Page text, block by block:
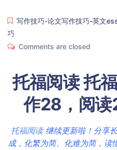
写作技巧-论文写作技巧-英文
巧
Comments are closed
托福阅读 托
作28，阅
托福阅读继续更新啦！分享
成，化繁为简、化难为简，读